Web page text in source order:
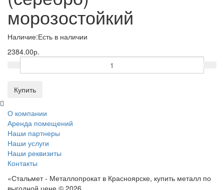
морозостойкий
Наличие:Есть в наличии
2384.00р.
Купить
О компании
Аренда помещений
Наши партнеры
Наши услуги
Наши реквизиты
Контакты
«Стальмет - Металлопрокат в Красноярске, купить металл по
выгодной цене © 2026